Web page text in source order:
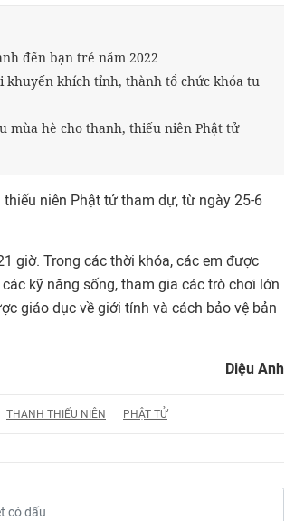
đến bạn trẻ năm 2022
khuyến khích tỉnh, thành tổ chức khóa tu
mùa hè cho thanh, thiếu niên Phật tử
niên Phật tử tham dự, từ ngày 25-6
giờ. Trong các thời khóa, các em được
kỹ năng sống, tham gia các trò chơi lớn
giáo dục về giới tính và cách bảo vệ bản
Diệu Anh
THANH THIẾU NIÊN PHẬT TỬ